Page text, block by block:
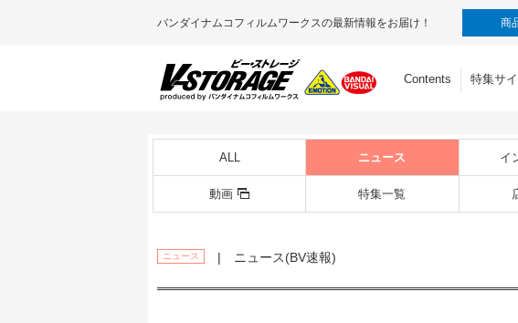
バンダイナムコフィルムワークスの最新情報をお届け！ 商
Contents 特集サイ
ALL ニュース イ
動画 特集一覧
ニュース | ニュース(BV速報)